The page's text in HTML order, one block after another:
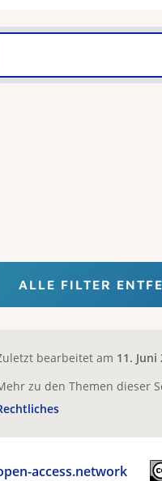
ALLE FILTER
bearbeitet am 11. Juni
zu den Themen dieser
access.network